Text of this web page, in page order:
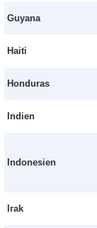
Guyana
Haiti
Honduras
Indien
Indonesien
Irak